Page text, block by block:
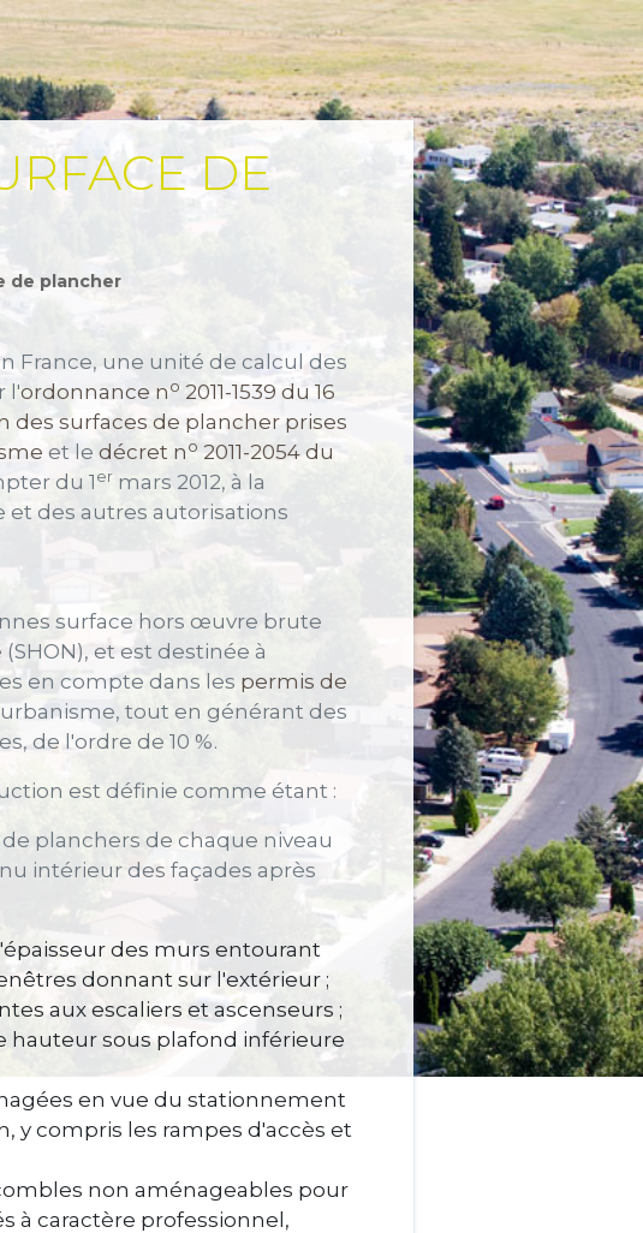
DE
de plancher
France, une unité de calcul des
l'ordonnance n o 2011-1539 du 16
des surfaces de plancher prises
et le décret n o 2011-2054 du
du 1 ermars 2012, à la
des autres autorisations
surface hors œuvre brute
et est destinée à
en compte dans les permis de
tout en générant des
de l'ordre de 10 %.
est définie comme étant :
planchers de chaque niveau
intérieur des façades après
des murs entourant
donnant sur l'extérieur ;
aux escaliers et ascenseurs ;
hauteur sous plafond inférieure
en vue du stationnement
y compris les rampes d'accès et
non aménageables pour
à caractère professionnel,